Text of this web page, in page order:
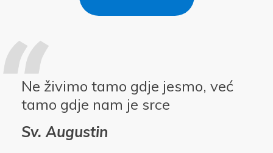
Ne živimo tamo gdje jesmo, već
tamo gdje nam je srce
Sv. Augustin